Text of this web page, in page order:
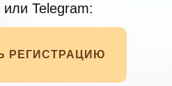
РЕГИСТРАЦИЮ
или Telegram: